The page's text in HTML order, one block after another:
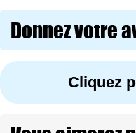
Donnez votre
Cliquez